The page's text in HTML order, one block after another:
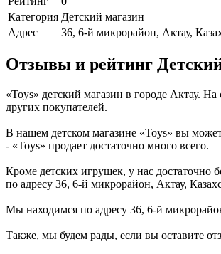
Категория Детский магазин
Адрес
36, 6-й микрорайон, Актау,
Отзывы и рейтинг
«Toys» детский магазин в городе Актау.
других покупателей.
В нашем детском магазине «Toys» вы
- «Toys» продает достаточно много всего.
Кроме детских игрушек, у нас достаточно
по адресу 36, 6-й микрорайон, Актау,
Мы находимся по адресу 36, 6-й
Также, мы будем рады, если вы оставите